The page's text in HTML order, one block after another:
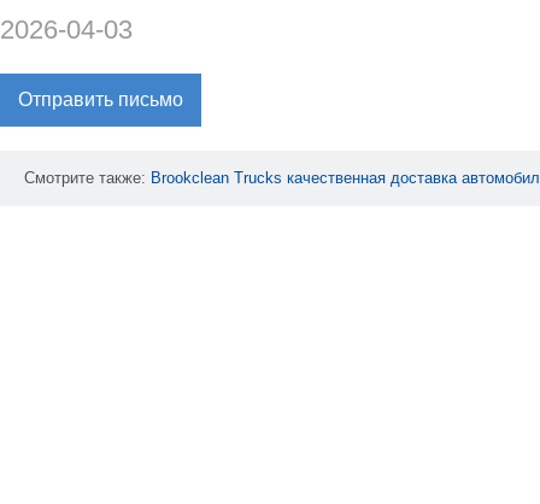
2026-04-03
Отправить письмо
Смотрите также: Brookclean Trucks качественная доставка